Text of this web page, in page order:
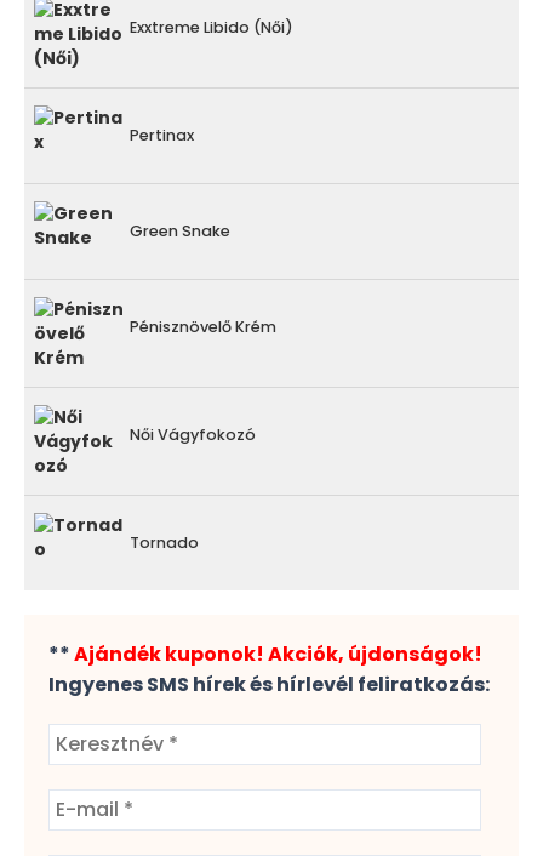
Exxtreme Libido (Női)
Pertinax
Green Snake
Pénisznövelő Krém
Női Vágyfokozó
Tornado
**Ajándék kuponok! Akciók, újdonságok!
Ingyenes SMS hírek és hírlevél feliratkozás: